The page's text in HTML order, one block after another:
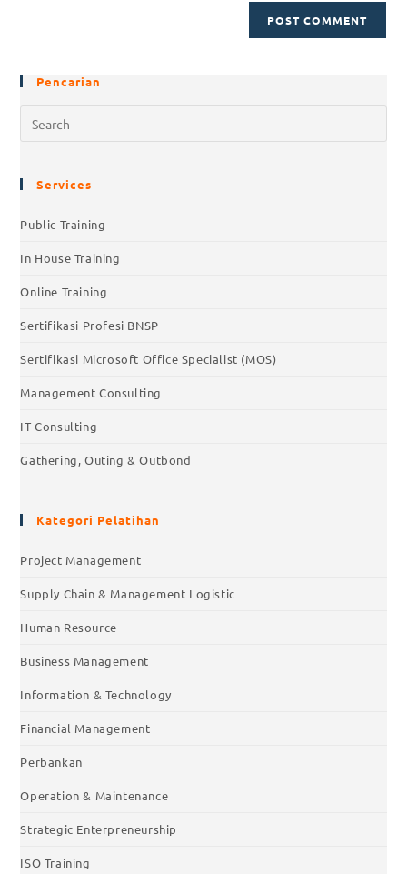
Pencarian
Services
Public Training
In House Training
Online Training
Sertifikasi Profesi BNSP
Sertifikasi Microsoft Office Specialist (MOS)
Management Consulting
IT Consulting
Gathering, Outing & Outbond
Kategori Pelatihan
Project Management
Supply Chain & Management Logistic
Human Resource
Business Management
Information & Technology
Financial Management
Perbankan
Operation & Maintenance
Strategic Enterpreneurship
ISO Training